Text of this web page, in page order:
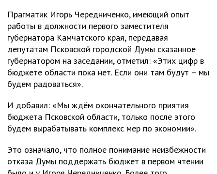
Прагматик Игорь Чередниченко, имеющий опыт
работы в должности первого заместителя
губернатора Камчатского края, передавая
депутатам Псковской городской Думы сказанное
губернатором на заседании, отметил: «Этих цифр в
бюджете области пока нет. Если они там будут – мы
будем радоваться».
И добавил: «Мы ждём окончательного приятия
бюджета Псковской области, только после этого
будем вырабатывать комплекс мер по экономии».
Это означало, что полное понимание неизбежности
отказа Думы поддержать бюджет в первом чтении